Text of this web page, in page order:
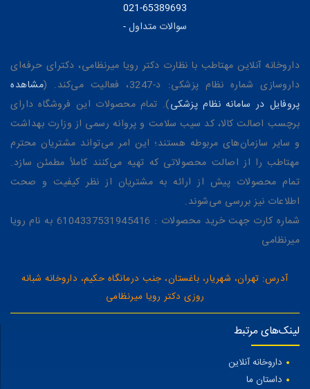
021-65389693
سوالات متداول-
داروخانه آنلاین مهتاطب با نظارت دکتر رویا میرنظامی، دکترای حرفه‌ای
داروسازی شماره نظام پزشکی: د-3247، فعالیت می‌کند. (
مشاهده
پروفایل در سامانه نظام پزشکی). تمام محصولات این فروشگاه دارای
برچسب اصالت کالا، کد سیب سلامت و پروانه رسمی از وزارت بهداشت
و سایر سازمان‌های مربوطه هستند؛ این امر می‌تواند مشتریان محترم
مهتاطب را از اصالت محصولاتی که تهیه می‌کنند کاملاً مطمئن سازد.
تمام محصولات پیش از ارائه به مشتریان از نظر کیفیت و صحت
اطلاعات نیز بررسی می‌شوند.
شماره کارت جهت خرید محصولات : 6104337531945416 به نام رویا
میرنظامی
آدرس: تهران، شهریار، باغستان، جنب درمانگاه حکیم، داروخانه شبانه
روزی دکتر رویا میرنظامی
لینک‌های مرتبط
داروخانه آنلاین
داستان ما